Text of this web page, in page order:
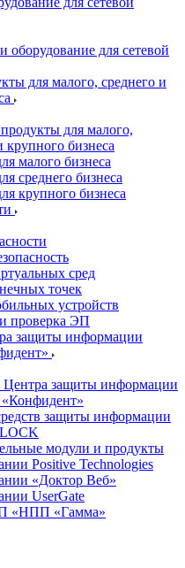
оборудование для сетевой
для малого, среднего и
для малого,
крупного бизнеса
малого бизнеса
среднего бизнеса
крупного бизнеса
сред
точек
устройств
проверка ЭП
защиты информации
защиты информации
защиты информации
модули и продукты
Positive Technologies
«Доктор Веб»
UserGate
«НПП «Гамма»